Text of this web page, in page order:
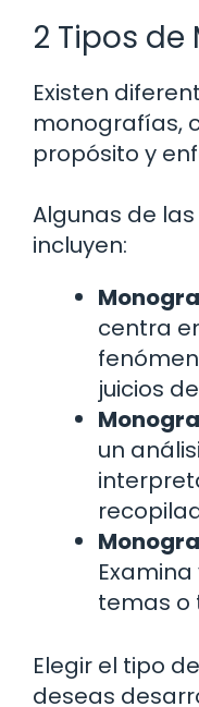
2 Tipos
Existen
monografías,
propósito y
Algunas de
incluyen:
centra
juicios
un
temas o
Elegir el tipo
deseas